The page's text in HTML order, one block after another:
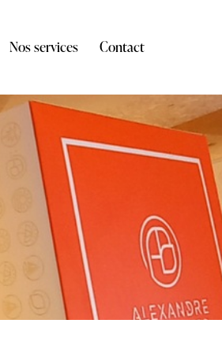
Nos services Contact